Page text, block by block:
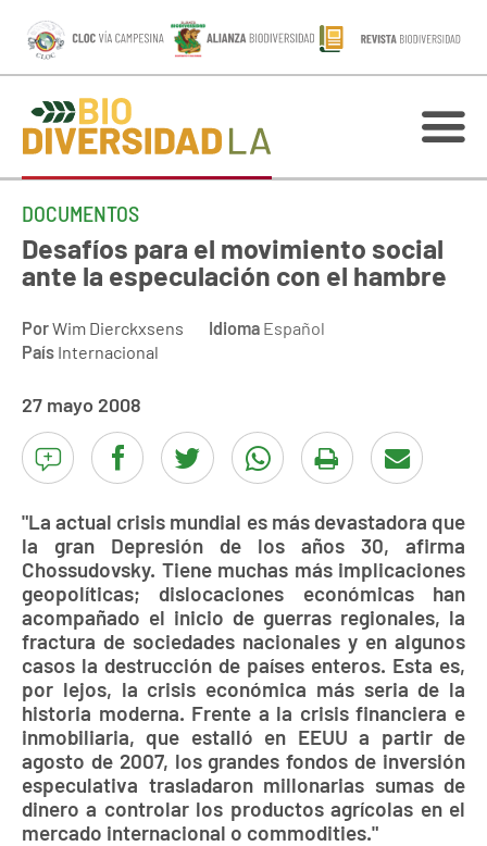
DOCUMENTOS
Desafíos para el movimiento social
ante la especulación con el hambre
PorWim Dierckxsens Idioma Español
País Internacional
27 mayo 2008
"La actual crisis mundial es más devastadora que
la gran Depresión de los años 30, afirma
Chossudovsky. Tiene muchas más implicaciones
geopolíticas; dislocaciones económicas han
acompañado el inicio de guerras regionales, la
fractura de sociedades nacionales y en algunos
casos la destrucción de países enteros. Esta es,
por lejos, la crisis económica más seria de la
historia moderna. Frente a la crisis financiera e
inmobiliaria, que estalló en EEUU a partir de
agosto de 2007, los grandes fondos de inversión
especulativa trasladaron millonarias sumas de
dinero a controlar los productos agrícolas en el
mercado internacional o commodities."